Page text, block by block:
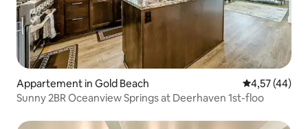
Appartement in Gold Beach Gemiddelde
4,57 (44)
Sunny 2BR Oceanview Springs at Deerhaven 1st-floo